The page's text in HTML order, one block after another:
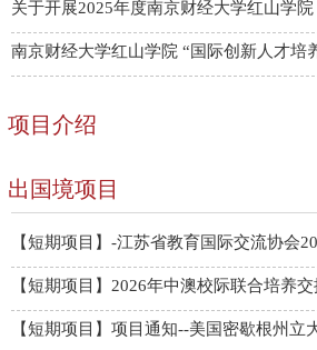
项目介绍
出国境项目
【短期项目】2026年中澳校际联合培养交